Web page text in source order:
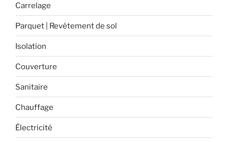
piscine
votre
Carrelage
Parquet | Revêtement de sol
Isolation
Couverture
Sanitaire
Chauffage
Électricité